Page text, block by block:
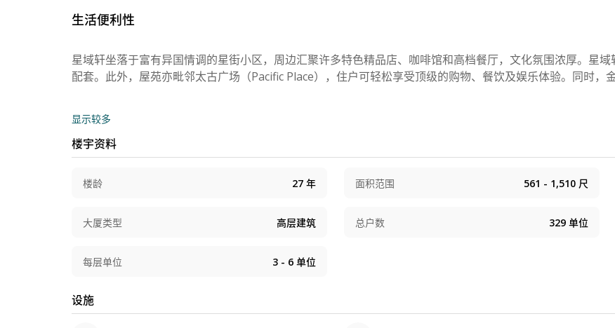
生活便利性
星域轩坐落于富有异国情调的星街小区，周边汇聚许多特色精品店、咖啡馆和高档餐厅，文化氛围浓厚。星
配套。此外，屋苑亦毗邻太古广场（Pacific Place），住户可轻松享受顶级的购物、餐饮及娱乐体验。同时，
显示较多
楼宇资料
楼龄 27 年 面积范围 561 - 1,510 尺
大厦类型 高层建筑 总户数 329 单位
每层单位 3 - 6 单位
设施